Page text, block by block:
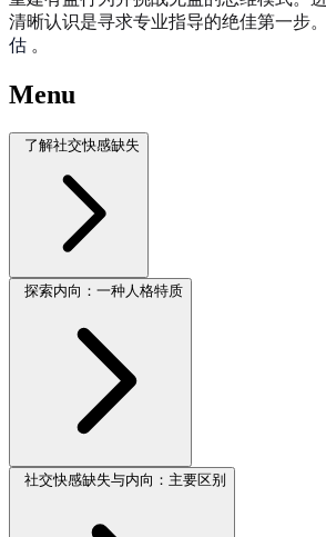
清晰认识是寻求专业指导的绝佳第一步
估 。
Menu
了解社交快感缺失
探索内向：一种人格特质
社交快感缺失与内向：主要区别